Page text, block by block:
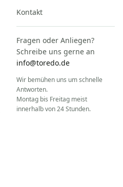
Kontakt
Fragen oder Anliegen?
Schreibe uns gerne an
info@toredo.de
Wir bemühen uns um schnelle
Antworten.
Montag bis Freitag meist
innerhalb von 24 Stunden.